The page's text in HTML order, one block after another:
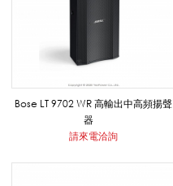
_
專
Bose LT 9702 WR 高輸出中高頻揚聲
器
請來電洽詢